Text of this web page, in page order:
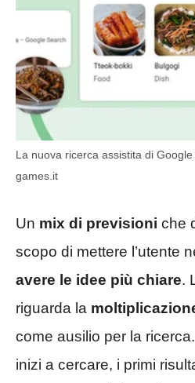
La nuova ricerca assistita di
games.it
Un mix di previsioni che
scopo di mettere l’utente
avere le idee più chiare.
riguarda la
come ausilio per la
inizi a cercare, i primi